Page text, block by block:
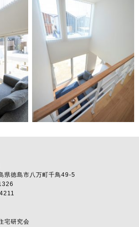
県徳島市八万町千鳥49-5
宅研究会